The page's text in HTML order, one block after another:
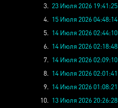
3. 23 Июля 2026 19:41:25
4. 15 Июля 2026 04:48:14
5. 14 Июля 2026 02:44:10
6. 14 Июля 2026 02:18:48
7. 14 Июля 2026 02:09:10
8. 14 Июля 2026 02:01:41
9. 14 Июля 2026 01:08:21
10. 13 Июля 2026 20:26:28